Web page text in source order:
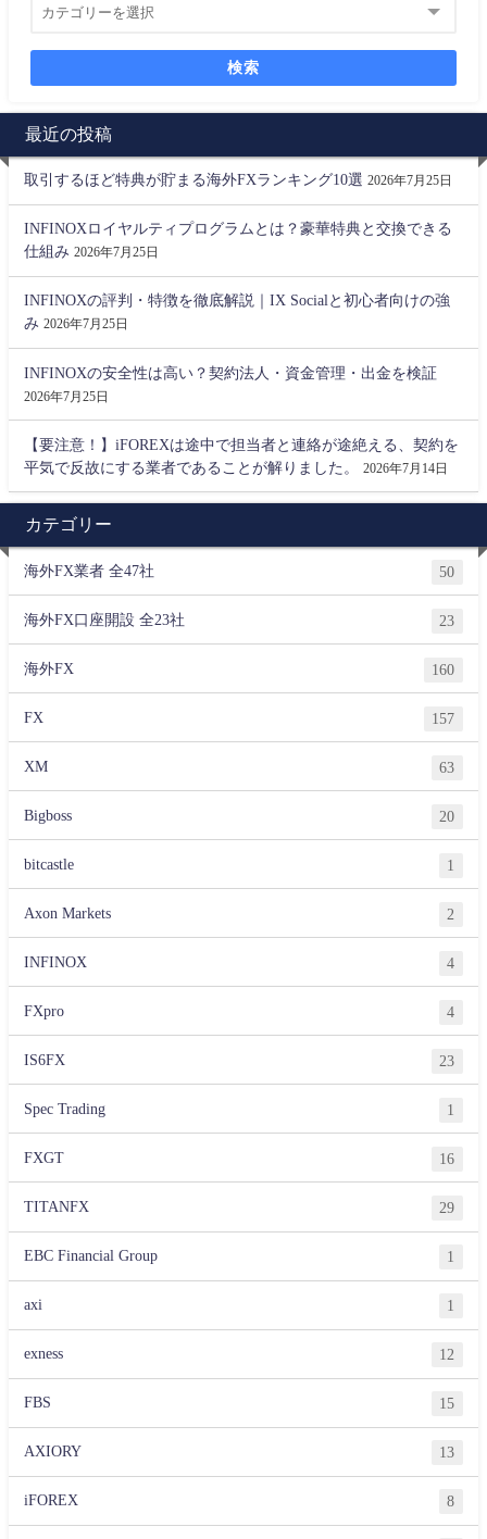
検索
最近の投稿
取引するほど特典が貯まる海外FXランキング10選 2026年7月25日
INFINOXロイヤルティプログラムとは？豪華特典と交換できる
仕組み 2026年7月25日
INFINOXの評判・特徴を徹底解説｜IX Socialと初心者向けの強
み 2026年7月25日
INFINOXの安全性は高い？契約法人・資金管理・出金を検証
2026年7月25日
【要注意！】iFOREXは途中で担当者と連絡が途絶える、契約を
平気で反故にする業者であることが解りました。
2026年7月14日
カテゴリー
海外FX業者 全47社 50
海外FX口座開設 全23社 23
海外FX 160
FX 157
XM 63
Bigboss 20
bitcastle 1
Axon Markets 2
INFINOX 4
FXpro 4
IS6FX 23
Spec Trading 1
FXGT 16
TITANFX 29
EBC Financial Group 1
axi 1
exness 12
FBS 15
AXIORY 13
iFOREX 8